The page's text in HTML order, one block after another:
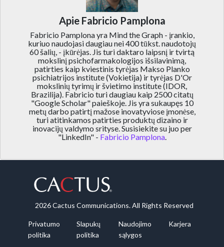
Apie Fabricio Pamplona
Fabricio Pamplona yra Mind the Graph - įrankio,
kuriuo naudojasi daugiau nei 400 tūkst. naudotojų
60 šalių, - įkūrėjas. Jis turi daktaro laipsnį ir tvirtą
mokslinį psichofarmakologijos išsilavinimą,
patirties kaip kviestinis tyrėjas Makso Planko
psichiatrijos institute (Vokietija) ir tyrėjas D'Or
mokslinių tyrimų ir švietimo institute (IDOR,
Brazilija). Fabricio turi daugiau kaip 2500 citatų
"Google Scholar" paieškoje. Jis yra sukaupęs 10
metų darbo patirtį mažose inovatyviose įmonėse,
turi atitinkamos patirties produktų dizaino ir
inovacijų valdymo srityse. Susisiekite su juo per
"LinkedIn" - Fabricio Pamplona.
2026 Cactus Communications. All Rights Reserved
Privatumo
politika
Slapukų
politika
Naudojimo
sąlygos
Karjera